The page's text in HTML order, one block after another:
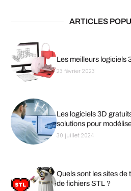
ARTICLES
Les meilleurs logiciels
23 février 2023
Les logiciels 3D
solutions pour
30 juillet 2024
Quels sont les sites
de fichiers STL ?